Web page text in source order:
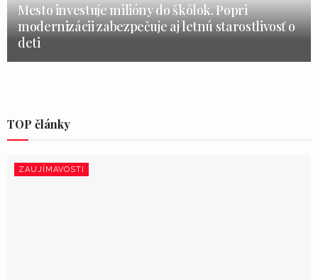
Mesto investuje milióny do škôlok. Popri
modernizácii zabezpečuje aj letnú starostlivosť o
deti
TOP články
ZAUJÍMAVOSTI